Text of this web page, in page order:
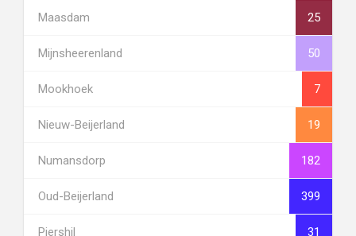
Maasdam 25
Mijnsheerenland 50
Mookhoek 7
Nieuw-Beijerland 19
Numansdorp 182
Oud-Beijerland 399
Piershil 31